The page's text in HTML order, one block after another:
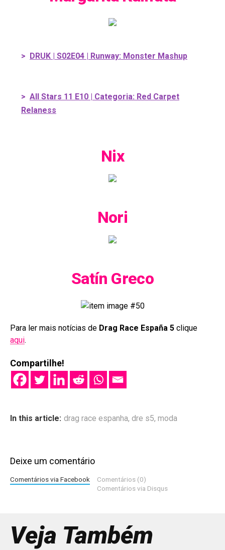
> DRUK | S02E04 | Runway: Monster Mashup
> All Stars 11 E10 | Categoria: Red Carpet
Relaness
Nix
Nori
Satín Greco
Para ler mais notícias de Drag Race España 5 clique
aqui.
Compartilhe!
In this article: drag race espanha, dre s5, moda
Deixe um comentário
Comentários via Facebook
Comentários (0)
Comentários via Disqus
Veja Também